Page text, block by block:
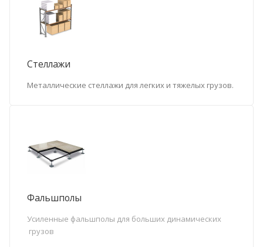
Стеллажи
Металлические стеллажи для легких и тяжелых грузов.
Фальшполы
Усиленные фальшполы для больших динамических
грузов